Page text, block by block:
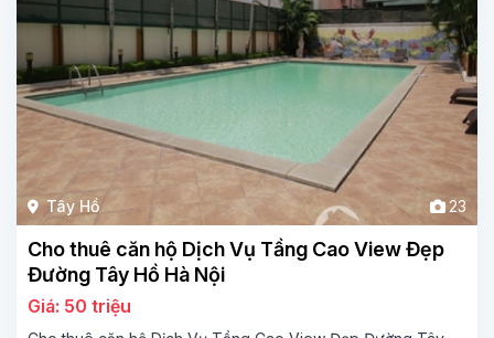
Tây Hồ 23
Cho thuê căn hộ Dịch Vụ Tầng Cao View Đẹp
Đường Tây Hồ Hà Nội
Giá: 50 triệu